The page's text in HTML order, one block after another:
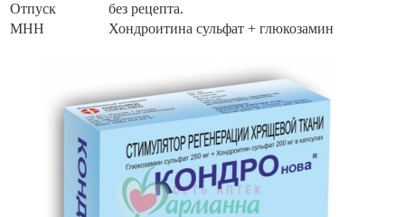
Отпуск
без рецепта.
МНН
Хондроитина сульфат + глюкозамин